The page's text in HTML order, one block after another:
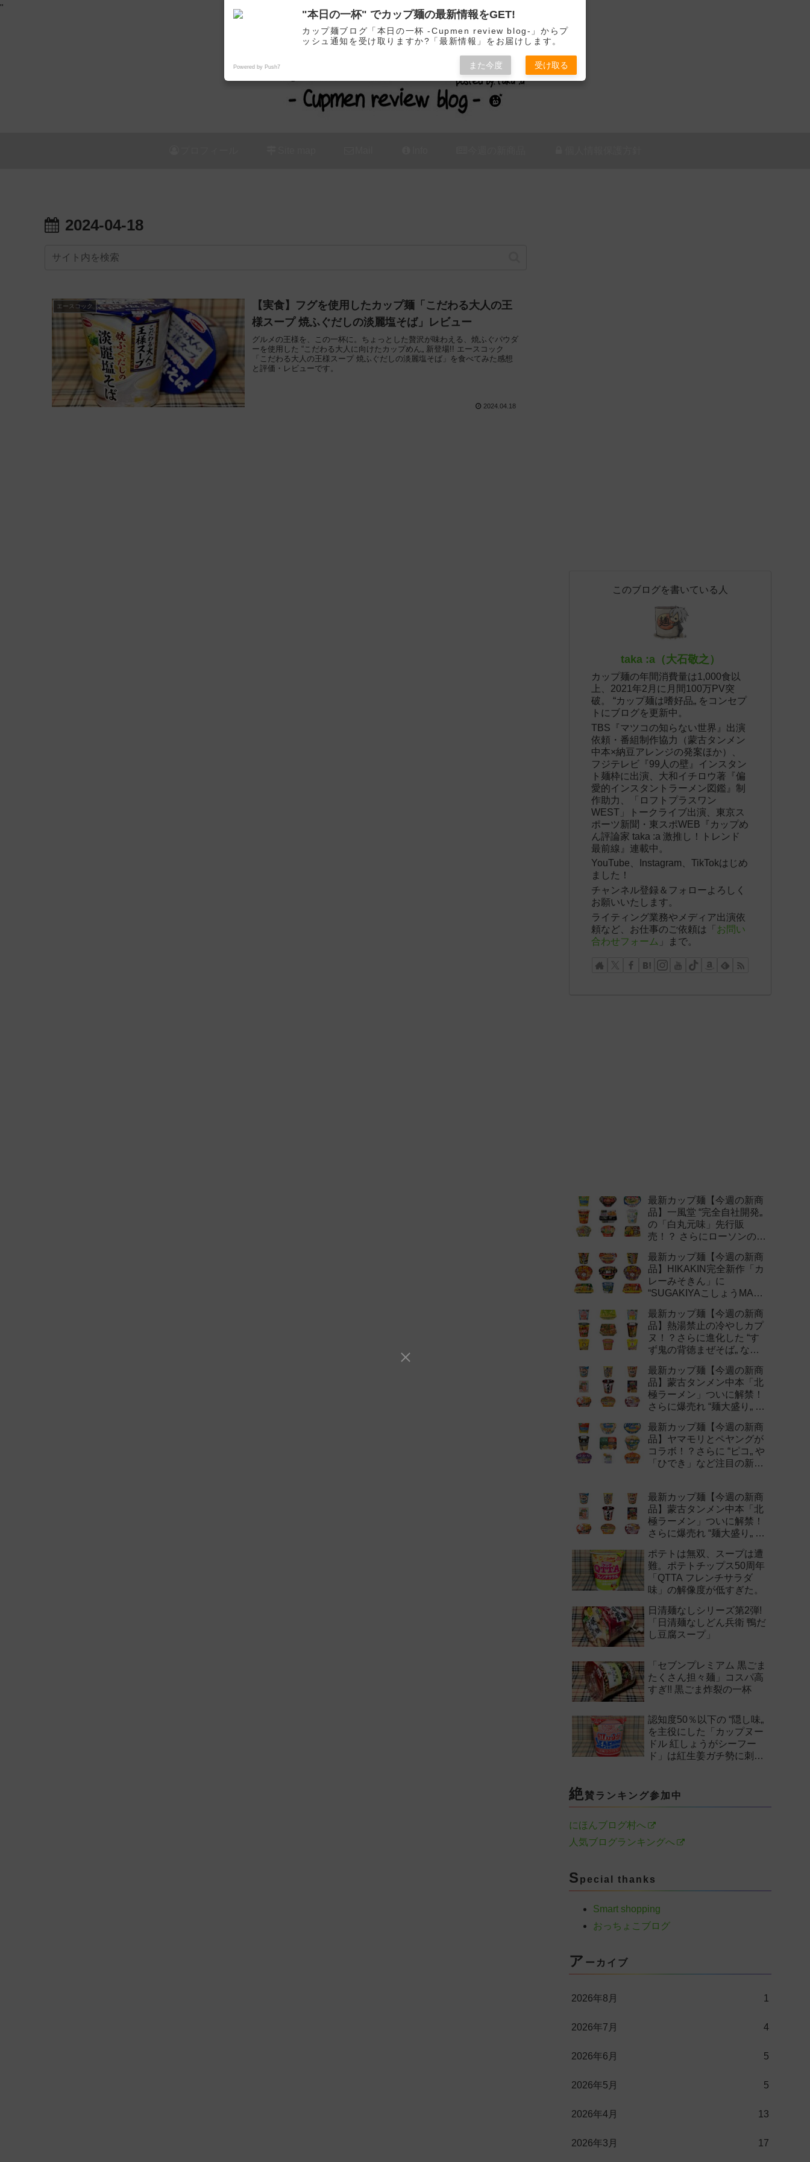
"
カップ麺の新商品をレビュー / アレンジするブログ
2024-04-18
エースコック
【実食】フグを使用したカップ麺「こだわる大人の王
様スープ 焼ふぐだしの淡麗塩そば」レビュー
グルメの王様を、この一杯に。ちょっとした贅沢が味わえる、焼ふぐパウダ
ーを使用した “こだわる大人に向けたカップめん„ 新登場!! エースコック
「こだわる大人の王様スープ 焼ふぐだしの淡麗塩そば」を食べてみた感想
と評価・レビューです。
2024.04.18
このブログを書いている人
taka :a（大石敬之）
カップ麺の年間消費量は1,000食以
上、2021年2月に月間100万PV突
破。 “カップ麺は嗜好品„ をコンセプ
トにブログを更新中。
TBS『マツコの知らない世界』出演
依頼・番組制作協力（蒙古タンメン
中本×納豆アレンジの発案ほか）、
フジテレビ『99人の壁』インスタン
ト麺枠に出演、大和イチロウ著『偏
愛的インスタントラーメン図鑑』制
作助力、「ロフトプラスワン
WEST」トークライブ出演、東京ス
ポーツ新聞・東スポWEB『カップめ
ん評論家 taka :a 激推し！トレンド
最前線』連載中。
YouTube、Instagram、TikTokはじめ
ました！
チャンネル登録＆フォローよろしく
お願いいたします。
ライティング業務やメディア出演依
頼など、お仕事のご依頼は「 お問い
合わせフォーム 」まで。
最新カップ麺【今週の新商
品】一風堂 “完全自社開発„
の「白丸元味」先行販
売！？ さらにローソンの激
新作まとめ！
最新カップ麺【今週の新商
品】HIKAKIN完全新作「カ
レーみそきん」に
“SUGAKIYAこしょうMAX„
最新カップ麺【今週の新商
品】熱湯禁止の冷やしカプ
ヌ！？さらに進化した “す
ず鬼の背徳まぜそば„ など
最新カップ麺【今週の新商
品】蒙古タンメン中本「北
極ラーメン」ついに解禁！
さらに爆売れ “麺大盛り„ シ
作まとめ！
最新カップ麺【今週の新商
品】ヤマモリとペヤングが
コラボ！？さらに “ピコ„ や
「ひでき」など注目の新作
最新カップ麺【今週の新商
品】蒙古タンメン中本「北
極ラーメン」ついに解禁！
さらに爆売れ “麺大盛り„ シ
作まとめ！
ポテトは無双、スープは遭
難。ポテトチップス50周年
「QTTA フレンチサラダ
味」の解像度が低すぎた。
日清麺なしシリーズ第2弾!
「日清麺なしどん兵衛 鴨だ
し豆腐スープ」
「セブンプレミアム 黒ごま
たくさん担々麺」コスパ高
すぎ!! 黒ごま炸裂の一杯
認知度50％以下の “隠し味„
を主役にした「カップヌー
ドル 紅しょうがシーフー
ド」は紅生姜ガチ勢に刺さ
絶賛ランキング参加中
にほんブログ村へ
人気ブログランキングへ
S pecial thanks
Smart shopping
おっちょこブログ
ア ーカイブ
2026年8月 1
2026年7月 4
2026年6月 5
2026年5月 5
2026年4月 13
2026年3月 17
"本日の一杯" でカップ麺の最新情報をGET!
カップ麺ブログ「本日の一杯 -Cupmen review blog-」からプ
ッシュ通知を受け取りますか?「最新情報」をお届けします。
Powered by Push7 また今度 受け取る